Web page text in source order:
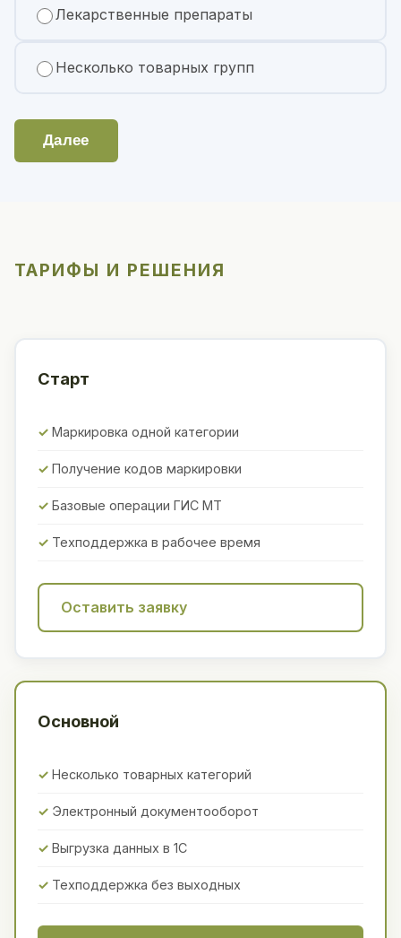
Лекарственные препараты
Несколько товарных групп
Далее
ТАРИФЫ И РЕШЕНИЯ
Старт
Маркировка одной категории
Получение кодов маркировки
Базовые операции ГИС МТ
Техподдержка в рабочее время
Оставить заявку
Основной
Несколько товарных категорий
Электронный документооборот
Выгрузка данных в 1С
Техподдержка без выходных